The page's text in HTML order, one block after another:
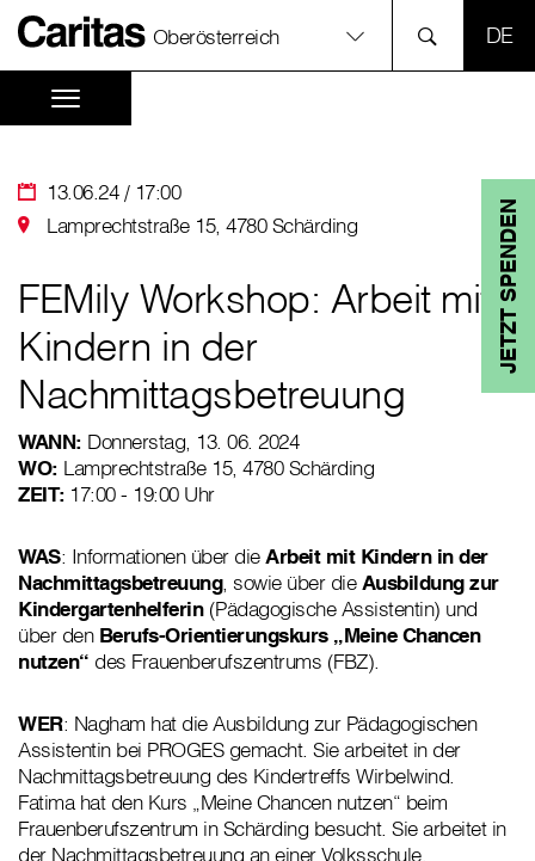
Oberösterreich
JETZT SPENDEN
13.06.24 / 17:00
Lamprechtstraße 15, 4780 Schärding
FEMily Workshop: Arbeit mit
Kindern in der
Nachmittagsbetreuung
WANN: Donnerstag, 13. 06. 2024
WO: Lamprechtstraße 15, 4780 Schärding
ZEIT: 17:00 - 19:00 Uhr
WAS: Informationen über dieArbeit mit Kindern in der
Nachmittagsbetreuung, sowie über dieAusbildung zur
Kindergartenhelferin(Pädagogische Assistentin) und
über den Berufs-Orientierungskurs „Meine Chancen
nutzen“ des Frauenberufszentrums (FBZ).
WER: Nagham hat die Ausbildung zur Pädagogischen
Assistentin bei PROGES gemacht. Sie arbeitet in der
Nachmittagsbetreuung des Kindertreffs Wirbelwind.
Fatima hat den Kurs „Meine Chancen nutzen“ beim
Frauenberufszentrum in Schärding besucht. Sie arbeitet in
der Nachmittagsbetreuung an einer Volksschule.